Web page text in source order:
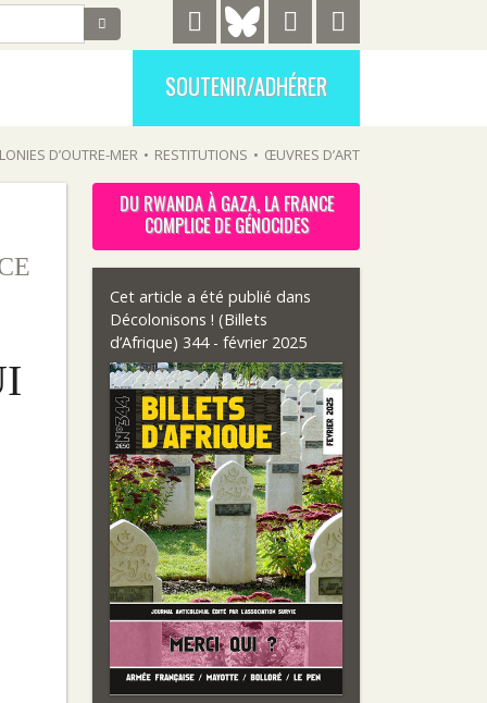
SOUTENIR/ADHÉRER
D’OUTRE-MER • RESTITUTIONS • ŒUVRES D’ART
DU RWANDA À GAZA, LA FRANCE
COMPLICE DE GÉNOCIDES
Cet article a été publié dans
Décolonisons ! (Billets
d’Afrique) 344 - février 2025